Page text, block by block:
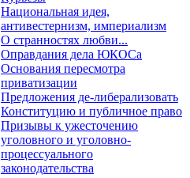
Национальная идея,
антивестернизм, империализм
О странностях любви...
Оправдания дела ЮКОСа
Основания пересмотра
приватизации
Предложения де-либерализовать
Конституцию и публичное право
Призывы к ужесточению
уголовного и уголовно-
процессуального
законодательства